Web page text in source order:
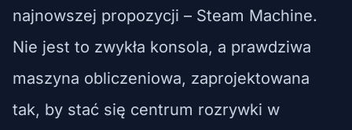
najnowszej propozycji – Steam Machine.
Nie jest to zwykła konsola, a prawdziwa
maszyna obliczeniowa, zaprojektowana
tak, by stać się centrum rozrywki w